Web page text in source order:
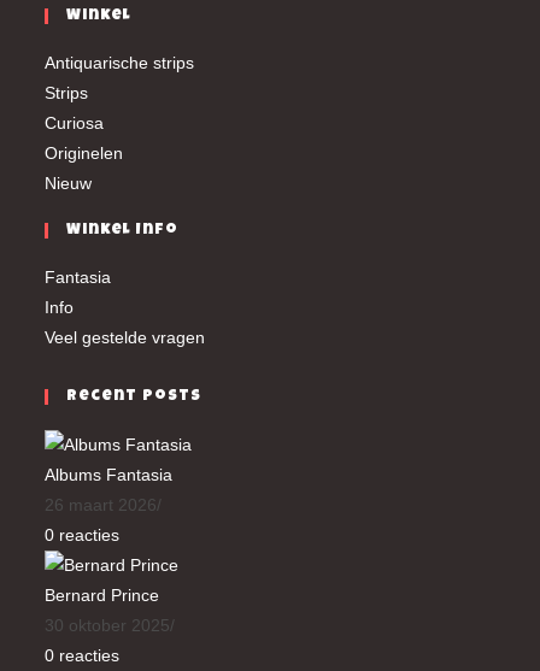
Winkel
Antiquarische strips
Strips
Curiosa
Originelen
Nieuw
Winkel Info
Fantasia
Info
Veel gestelde vragen
Recent Posts
Albums Fantasia
26 maart 2026/
0 reacties
Bernard Prince
30 oktober 2025/
0 reacties